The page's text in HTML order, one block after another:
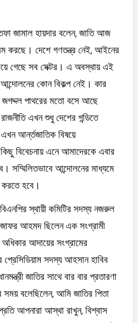
জামাল হায়দার বলেন, জাতি আজ
করছে। দেশে গণতন্ত্র নেই, আইনের
গেছে সব সেক্টর। এ অবস্থায় এই
কোন বিকল্প নেই। কার
পাথরের মতো বসে আছে
এখন শুধু দেশের গন্ডিতে
আর্ন্তজাতিক বিষয়ে
বিবেচনায় এনে আমাদেরকে এবার
সম্মিলিতভাবে আন্দোলনের মাধ্যমে
করতে হবে।
স্থায়ী কমিটির সদস্য নজরুল
আহমদ ছিলেন এক সংগ্রামী
আদায়ের সংগ্রামের
প্রেসিডিয়াম সদস্য আহসান হাবিব
জাতির সাথে বার বার প্রতারণা
সময় বলেছিলেন, আমি জাতির পিতা
আপনারা আস্থা রাখুন, বিশ্বাস